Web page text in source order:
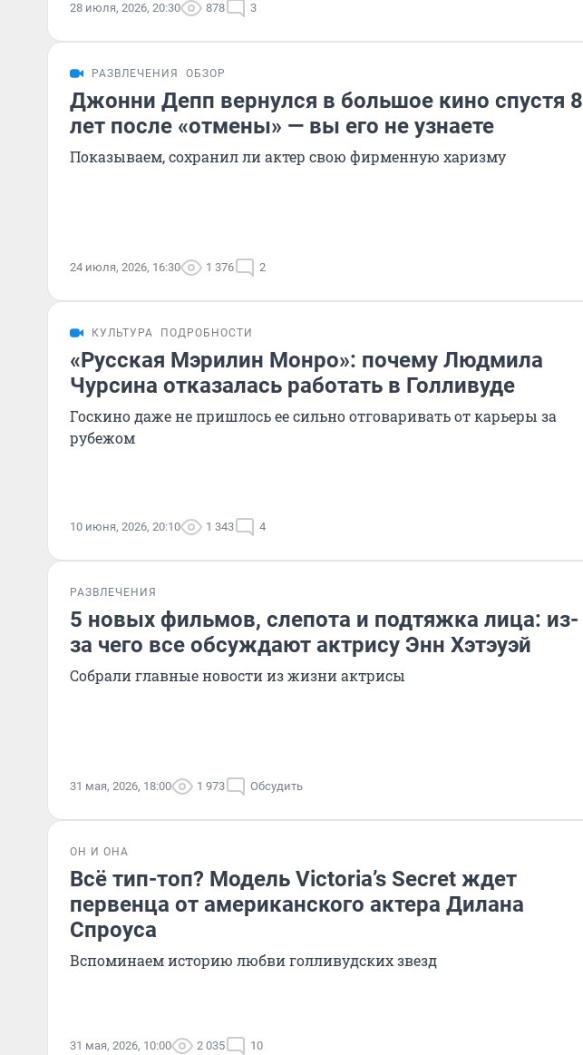
28 июля, 2026, 20:30 878 3
РАЗВЛЕЧЕНИЯ ОБЗОР
Джонни Депп вернулся в большое кино спустя 8
лет после «отмены» — вы его не узнаете
Показываем, сохранил ли актер свою фирменную харизму
24 июля, 2026, 16:30 1 376 2
КУЛЬТУРА ПОДРОБНОСТИ
«Русская Мэрилин Монро»: почему Людмила
Чурсина отказалась работать в Голливуде
Госкино даже не пришлось ее сильно отговаривать от карьеры за
рубежом
10 июня, 2026, 20:10 1 343 4
РАЗВЛЕЧЕНИЯ
5 новых фильмов, слепота и подтяжка лица: из-
за чего все обсуждают актрису Энн Хэтэуэй
Собрали главные новости из жизни актрисы
31 мая, 2026, 18:00 1 973 Обсудить
ОН И ОНА
Всё тип-топ? Модель Victoria’s Secret ждет
первенца от американского актера Дилана
Спроуса
Вспоминаем историю любви голливудских звезд
31 мая, 2026, 10:00 2 035 10